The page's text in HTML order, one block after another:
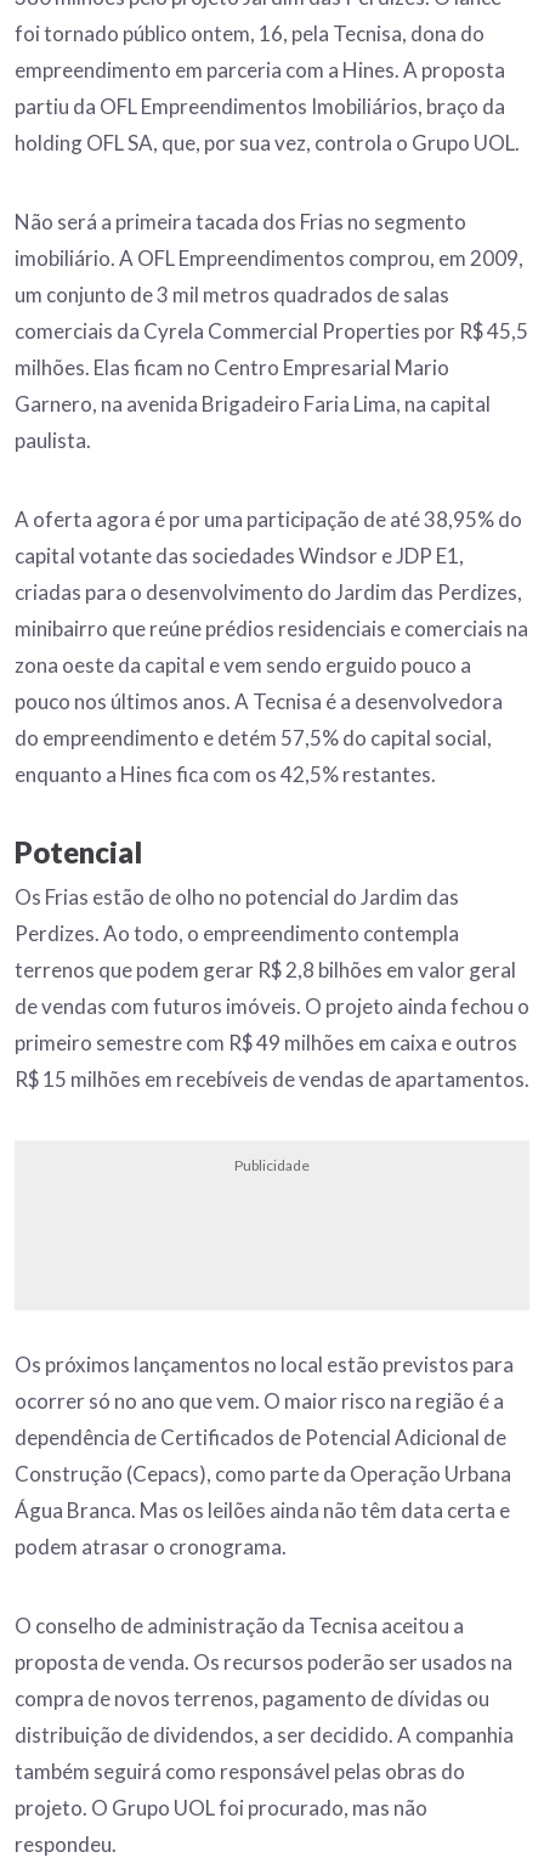
foi tornado público ontem, 16, pela Tecnisa, dona do
empreendimento em parceria com a Hines. A proposta
partiu da OFL Empreendimentos Imobiliários, braço da
holding OFL SA, que, por sua vez, controla o Grupo UOL.
Não será a primeira tacada dos Frias no segmento
imobiliário. A OFL Empreendimentos comprou, em 2009,
um conjunto de 3 mil metros quadrados de salas
comerciais da Cyrela Commercial Properties por R$ 45,5
milhões. Elas ficam no Centro Empresarial Mario
Garnero, na avenida Brigadeiro Faria Lima, na capital
paulista.
A oferta agora é por uma participação de até 38,95% do
capital votante das sociedades Windsor e JDP E1,
criadas para o desenvolvimento do Jardim das Perdizes,
minibairro que reúne prédios residenciais e comerciais na
zona oeste da capital e vem sendo erguido pouco a
pouco nos últimos anos. A Tecnisa é a desenvolvedora
do empreendimento e detém 57,5% do capital social,
enquanto a Hines fica com os 42,5% restantes.
Potencial
Os Frias estão de olho no potencial do Jardim das
Perdizes. Ao todo, o empreendimento contempla
terrenos que podem gerar R$ 2,8 bilhões em valor geral
de vendas com futuros imóveis. O projeto ainda fechou o
primeiro semestre com R$ 49 milhões em caixa e outros
R$ 15 milhões em recebíveis de vendas de apartamentos.
Publicidade
Os próximos lançamentos no local estão previstos para
ocorrer só no ano que vem. O maior risco na região é a
dependência de Certificados de Potencial Adicional de
Construção (Cepacs), como parte da Operação Urbana
Água Branca. Mas os leilões ainda não têm data certa e
podem atrasar o cronograma.
O conselho de administração da Tecnisa aceitou a
proposta de venda. Os recursos poderão ser usados na
compra de novos terrenos, pagamento de dívidas ou
distribuição de dividendos, a ser decidido. A companhia
também seguirá como responsável pelas obras do
projeto. O Grupo UOL foi procurado, mas não
respondeu.